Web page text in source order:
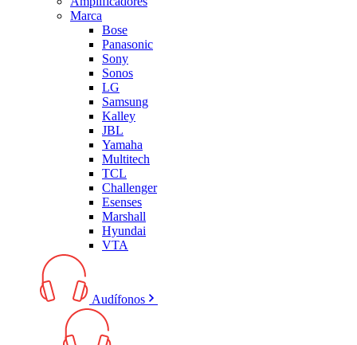
Marca
Bose
Panasonic
Sony
Sonos
LG
Samsung
Kalley
JBL
Yamaha
Multitech
TCL
Challenger
Esenses
Marshall
Hyundai
VTA
Audífonos